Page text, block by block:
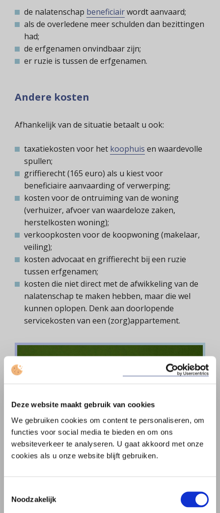
Deze website maakt gebruik van cookies
We gebruiken cookies om content te personaliseren, om
functies voor social media te bieden en om ons
websiteverkeer te analyseren. U gaat akkoord met onze
cookies als u onze website blijft gebruiken.
Noodzakelijk
de nalatenschap beneficiairwordt aanvaard;
als de overledene meer schulden dan bezittingen
had;
de erfgenamen onvindbaar zijn;
er ruzie is tussen de erfgenamen.
Andere kosten
Afhankelijk van de situatie betaalt u ook:
taxatiekosten voor het koophuis en waardevolle
spullen;
griffierecht (165 euro) als u kiest voor
beneficiaire aanvaarding of verwerping;
kosten voor de ontruiming van de woning
(verhuizer, afvoer van waardeloze zaken,
herstelkosten woning);
verkoopkosten voor de koopwoning (makelaar,
veiling);
kosten advocaat en griffierecht bij een ruzie
tussen erfgenamen;
kosten die niet direct met de afwikkeling van de
nalatenschap te maken hebben, maar die wel
kunnen oplopen. Denk aan doorlopende
servicekosten van een (zorg)appartement.